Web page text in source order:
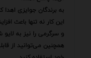
به برندگان جوایزی اهدا
این کار نه تنها باعث
و سرگرمی را نیز به
همچنین می‌توانید از